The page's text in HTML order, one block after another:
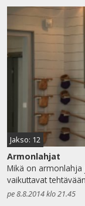
Jakso: 12
Armonlahjat
Mikä on armonlahja
vaikuttavat
pe 8.8.2014 klo 21.45